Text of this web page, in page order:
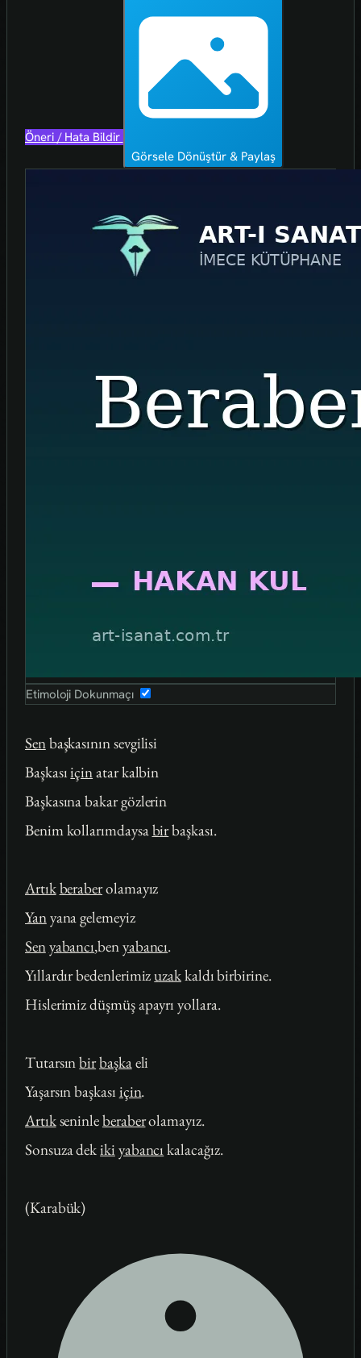
Öneri / Hata Bildir
Görsele Dönüştür & Paylaş
Etimoloji Dokunmaçı
Senbaşkasının sevgilisi
Başkasıiçinatar kalbin
Başkasına bakar gözlerin
Benim kollarımdaysabirbaşkası.
Artıkberaberolamayız
Yanyana gelemeyiz
Senyabancı,benyabancı.
Yıllardır bedenlerimizuzakkaldı birbirine.
Hislerimiz düşmüş apayrı yollara.
Tutarsınbirbaşkaeli
Yaşarsın başkası için.
Artıkseninleberaberolamayız.
Sonsuza dekiki yabancı kalacağız.
(Karabük)